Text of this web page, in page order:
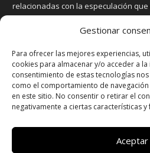
Gestionar
Para ofrecer las mejores experiencias,
cookies para almacenar y/o acceder a
consentimiento de estas tecnologías
como el comportamiento de
en este sitio. No consentir o retirar el
negativamente a ciertas características y
Aceptar
relacionadas con la especulación
El trading en el mercado de
elevados. Usted debe conocer y
transacciones